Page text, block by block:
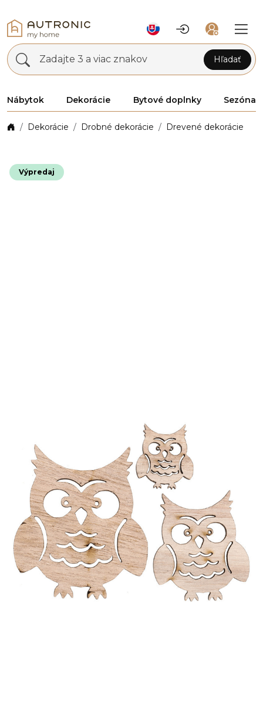
Zadajte 3 a viac znakov Hľadať
Nábytok Dekorácie Bytové doplnky Sezóna
Dekorácie Drobné dekorácie Drevené dekorácie
Výpredaj